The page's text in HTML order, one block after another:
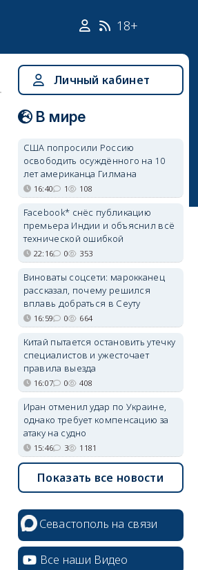
18+
Личный кабинет
В мире
США попросили Россию
освободить осуждённого на 10
лет американца Гилмана
16:40 1 108
Facebook* снёс публикацию
премьера Индии и объяснил всё
технической ошибкой
22:16 0 353
Виноваты соцсети: марокканец
рассказал, почему решился
вплавь добраться в Сеуту
16:59 0 664
Китай пытается остановить утечку
специалистов и ужесточает
правила выезда
16:07 0 408
Иран отменил удар по Украине,
однако требует компенсацию за
атаку на судно
15:46 3 1181
Показать все новости
Севастополь на связи
Все наши Видео